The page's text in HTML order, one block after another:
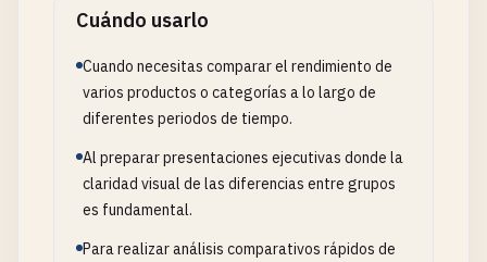
Cuándo usarlo
Cuando necesitas comparar el rendimiento de
varios productos o categorías a lo largo de
diferentes periodos de tiempo.
Al preparar presentaciones ejecutivas donde la
claridad visual de las diferencias entre grupos
es fundamental.
Para realizar análisis comparativos rápidos de